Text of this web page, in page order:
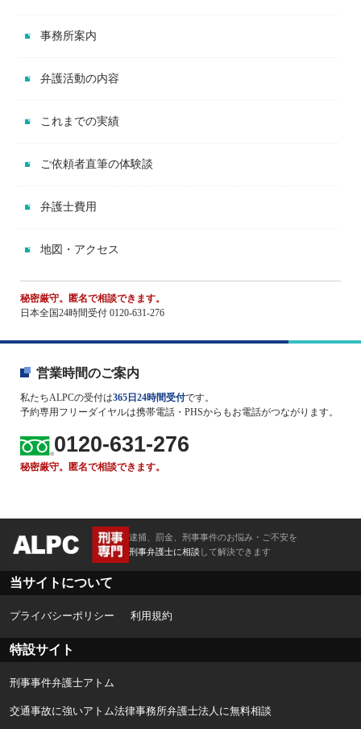
事務所案内
弁護活動の内容
これまでの実績
ご依頼者直筆の体験談
弁護士費用
地図・アクセス
秘密厳守。匿名で相談できます。
日本全国24時間受付 0120-631-276
営業時間のご案内
私たちALPCの受付は365日24時間受付です。
予約専用フリーダイヤルは携帯電話・PHSからもお電話がつながります。
0120-631-276
秘密厳守。匿名で相談できます。
逮捕、罰金、刑事事件のお悩み・ご不安を
刑事弁護士に相談 して解決できます
当サイトについて
プライバシーポリシー 利用規約
特設サイト
刑事事件弁護士アトム
交通事故に強いアトム法律事務所弁護士法人に無料相談